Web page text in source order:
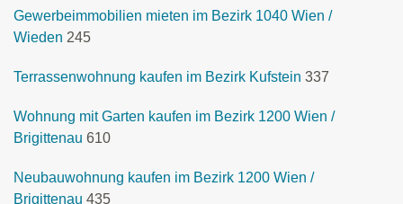
Gewerbeimmobilien mieten im Bezirk 1040 Wien /
Wieden 245
Terrassenwohnung kaufen im Bezirk Kufstein 337
Wohnung mit Garten kaufen im Bezirk 1200 Wien /
Brigittenau 610
Neubauwohnung kaufen im Bezirk 1200 Wien /
Brigittenau 435